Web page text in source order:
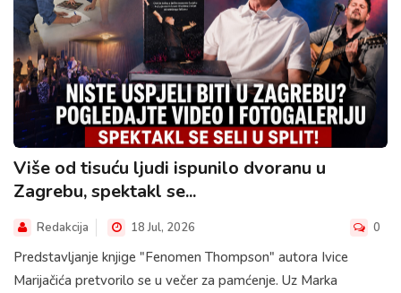
Više od tisuću ljudi ispunilo dvoranu u
Zagrebu, spektakl se...
Redakcija 18 Jul, 2026 0
Predstavljanje knjige "Fenomen Thompson" autora Ivice
Marijačića pretvorilo se u večer za pamćenje. Uz Marka